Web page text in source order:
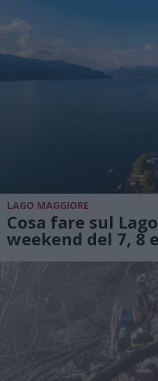
LAGO MAGGIORE
Cosa fare sul
weekend del 7, 8